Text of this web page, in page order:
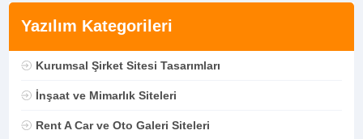
Yazılım Kategorileri
Kurumsal Şirket Sitesi Tasarımları
İnşaat ve Mimarlık Siteleri
Rent A Car ve Oto Galeri Siteleri